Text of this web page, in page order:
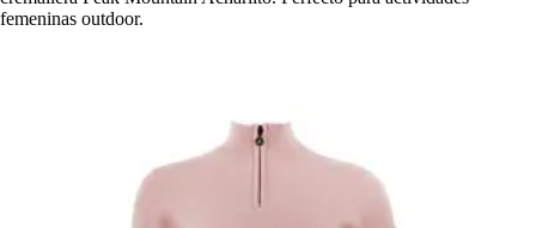
femeninas outdoor.